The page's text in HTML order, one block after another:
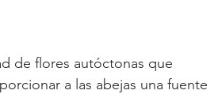
de flores autóctonas que
a las abejas una fuente